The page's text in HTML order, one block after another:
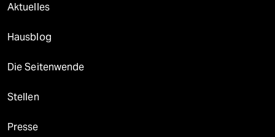
Aktuelles
Hausblog
Die Seitenwende
Stellen
Presse